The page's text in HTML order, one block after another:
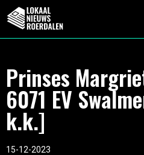
Prinses
6071 EV
k.k.]
15-12-2023